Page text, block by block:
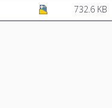
732.6 KB